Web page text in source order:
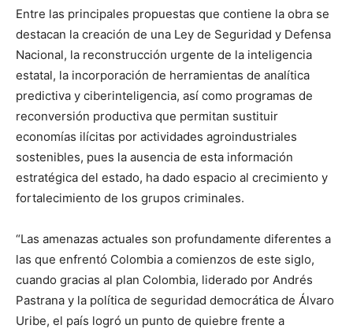
Entre las principales propuestas que contiene la obra se
destacan la creación de una Ley de Seguridad y Defensa
Nacional, la reconstrucción urgente de la inteligencia
estatal, la incorporación de herramientas de analítica
predictiva y ciberinteligencia, así como programas de
reconversión productiva que permitan sustituir
economías ilícitas por actividades agroindustriales
sostenibles, pues la ausencia de esta información
estratégica del estado, ha dado espacio al crecimiento y
fortalecimiento de los grupos criminales.
“Las amenazas actuales son profundamente diferentes a
las que enfrentó Colombia a comienzos de este siglo,
cuando gracias al plan Colombia, liderado por Andrés
Pastrana y la política de seguridad democrática de Álvaro
Uribe, el país logró un punto de quiebre frente a